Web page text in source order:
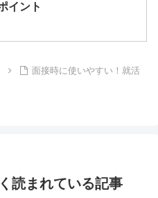
イント
面接時に使いやすい！就活
読まれている記事